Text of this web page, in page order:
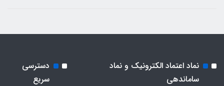
نماد اعتماد الکترونیک و نماد
ساماندهی
دسترسی
سریع